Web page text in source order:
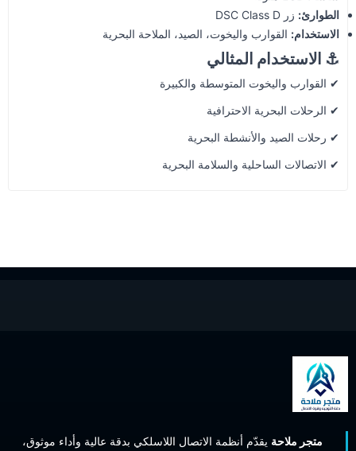
الطوارئ:زر DSC Class D
الاستخدام:القوارب واليخوت، الصيد، الملاحة البحرية
⚓ الاستخدام المثالي
✔ القوارب واليخوت المتوسطة والكبيرة
✔ الرحلات البحرية الاحترافية
✔ رحلات الصيد والأنشطة البحرية
✔ الاتصالات الساحلية والسلامة البحرية
متجر ملاحةيقدّم أنظمة الاتصال اللاسلكي بدقة عالية وأداء موثوق،